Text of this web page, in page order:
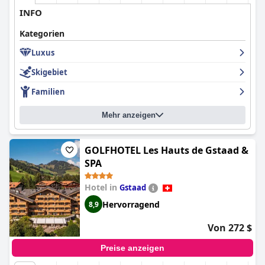
INFO
Kategorien
Luxus
Skigebiet
Familien
Mehr anzeigen
GOLFHOTEL Les Hauts de Gstaad &
SPA
Hotel in Gstaad
8,9 Hervorragend
Von 272 $
Preise anzeigen